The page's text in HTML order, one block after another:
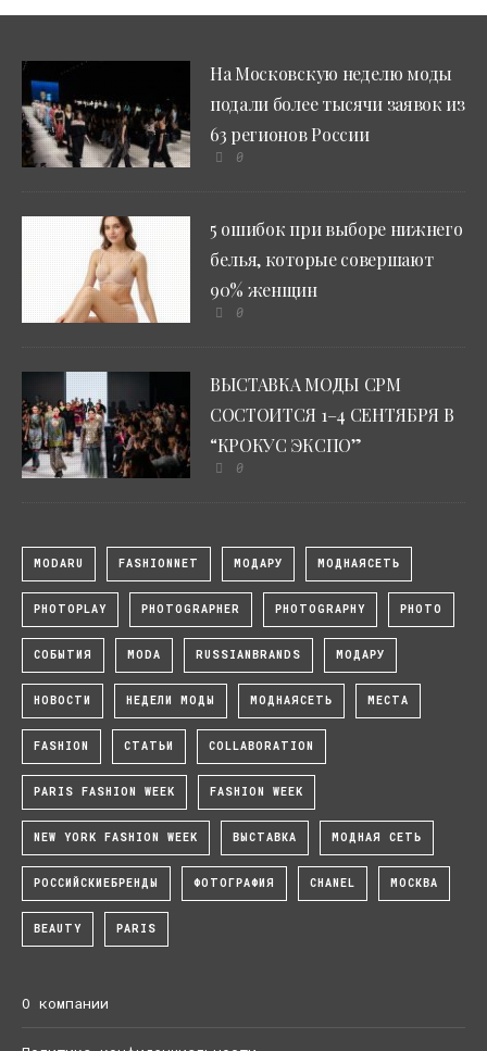
На Московскую неделю моды
подали более тысячи заявок из
63 регионов России
0
5 ошибок при выборе нижнего
белья, которые совершают
90% женщин
0
ВЫСТАВКА МОДЫ CPM
СОСТОИТСЯ 1–4 СЕНТЯБРЯ В
“КРОКУС ЭКСПО”
0
MODARU FASHIONNET МОДАРУ МОДНАЯСЕТЬ
PHOTOPLAY PHOTOGRAPHER PHOTOGRAPHY PHOTO
СОБЫТИЯ MODA RUSSIANBRANDS МОДАРУ
НОВОСТИ НЕДЕЛИ МОДЫ МОДНАЯСЕТЬ МЕСТА
FASHION СТАТЬИ COLLABORATION
PARIS FASHION WEEK FASHION WEEK
NEW YORK FASHION WEEK ВЫСТАВКА МОДНАЯ СЕТЬ
РОССИЙСКИЕБРЕНДЫ ФОТОГРАФИЯ CHANEL МОСКВА
BEAUTY PARIS
О компании